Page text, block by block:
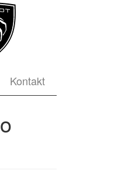
Kontakt